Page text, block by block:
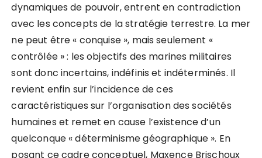
dynamiques de pouvoir, entrent en contradiction
avec les concepts de la stratégie terrestre. La mer
ne peut être « conquise », mais seulement «
contrôlée » : les objectifs des marines militaires
sont donc incertains, indéfinis et indéterminés. Il
revient enfin sur l’incidence de ces
caractéristiques sur l’organisation des sociétés
humaines et remet en cause l’existence d’un
quelconque « déterminisme géographique ». En
posant ce cadre conceptuel, Maxence Brischoux